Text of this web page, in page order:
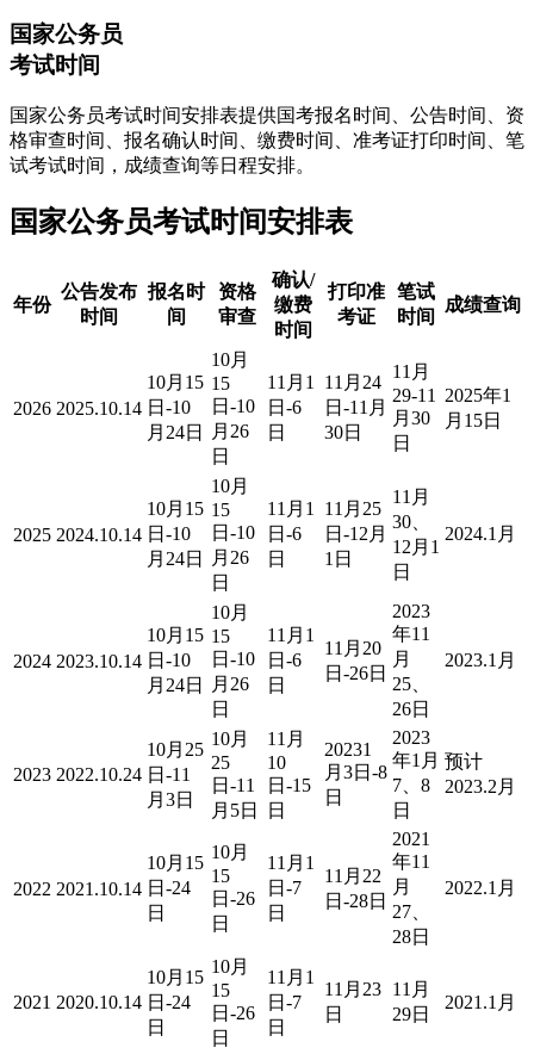
国家公务员
考试时间
国家公务员考试时间安排表提供国考报名时间、公告时间、资
格审查时间、报名确认时间、缴费时间、准考证打印时间、笔
试考试时间，成绩查询等日程安排。
国家公务员考试时间安排表
年份
公告发布
时间
报名时
间
资格
审查
确认/
缴费
时间
打印准
考证
笔试
时间
成绩查询
2026 2025.10.14
10月15
日-10
月24日
10月
15
日-10
月26
日
11月1
日-6
日
11月24
日-11月
30日
11月
29-11
月30
日
2025年1
月15日
2025 2024.10.14
10月15
日-10
月24日
10月
15
日-10
月26
日
11月1
日-6
日
11月25
日-12月
1日
11月
30、
12月1
日
2024.1月
2024 2023.10.14
10月15
日-10
月24日
10月
15
日-10
月26
日
11月1
日-6
日
11月20
日-26日
2023
年11
月
25、
26日
2023.1月
2023 2022.10.24
10月25
日-11
月3日
10月
25
日-11
月5日
11月
10
日-15
日
20231
月3日-8
日
2023
年1月
7、8
日
预计
2023.2月
2022 2021.10.14
10月15
日-24
日
10月
15
日-26
日
11月1
日-7
日
11月22
日-28日
2021
年11
月
27、
28日
2022.1月
2021 2020.10.14
10月15
日-24
日
10月
15
日-26
日
11月1
日-7
日
11月23
日
11月
29日
2021.1月